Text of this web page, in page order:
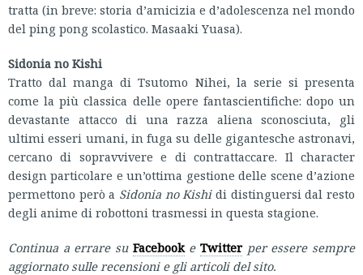
tratta (in breve: storia d’amicizia e d’adolescenza nel mondo
del ping pong scolastico. Masaaki Yuasa).
Sidonia no Kishi
Tratto dal manga di Tsutomo Nihei, la serie si presenta
come la più classica delle opere fantascientifiche: dopo un
devastante attacco di una razza aliena sconosciuta, gli
ultimi esseri umani, in fuga su delle gigantesche astronavi,
cercano di sopravvivere e di contrattaccare. Il character
design particolare e un’ottima gestione delle scene d’azione
permettono però a Sidonia no Kishidi distinguersi dal resto
degli anime di robottoni trasmessi in questa stagione.
Continua a errare su FacebookeTwitter per essere sempre
aggiornato sulle recensioni e gli articoli del sito.